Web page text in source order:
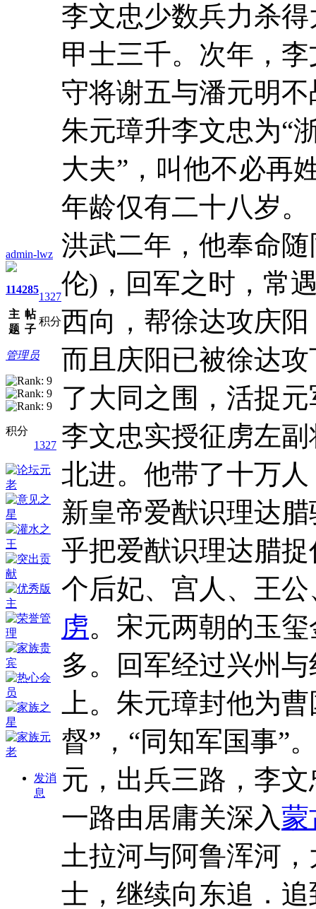
admin-lwz
114
主
题
285
帖
子
1327
积分
管理员
积分
1327
发消
息
李文忠少数兵力杀
甲士三千。次年，
守将谢五与潘元明
朱元璋升李文忠为“
大夫”，叫他不必再
年龄仅有二十八岁。
洪武二年，他奉命
伦)，回军之时，常
西向，帮徐达攻庆
而且庆阳已被徐达
了大同之围，活捉
李文忠实授征虏左
北进。他带了十万
新皇帝爱猷识理达
乎把爱猷识理达腊
个后妃、宫人、王公
虏。宋元两朝的玉
多。回军经过兴州
上。朱元璋封他为
督”，“同知军国事”
元，出兵三路，李
一路由居庸关深入蒙
土拉河与阿鲁浑河
士，继续向东追．